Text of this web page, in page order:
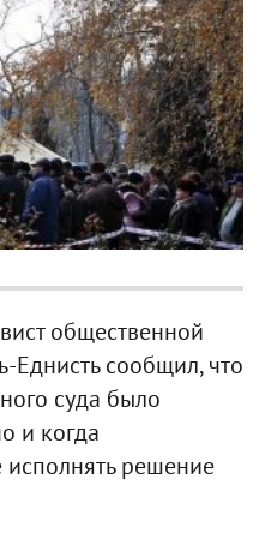
общественной
Еднисть сообщил, что
суда было
и когда
исполнять решение